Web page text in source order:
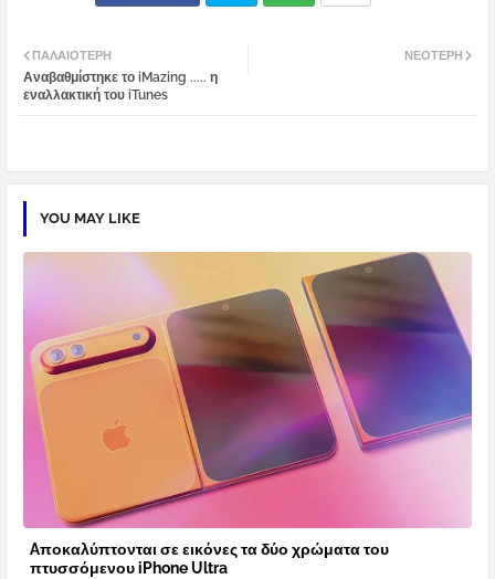
ΝΕΌΤΕΡΗ
ΠΑΛΑΙΌΤΕΡΗ
Αναβαθμίστηκε το iMazing ..... η
εναλλακτική του iTunes
YOU MAY LIKE
Aποκαλύπτονται σε εικόνες τα δύο χρώματα του
πτυσσόμενου iPhone Ultra